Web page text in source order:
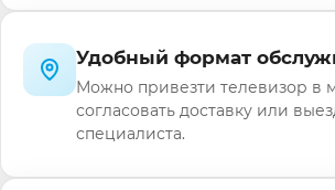
Удобный формат
Можно привезти телевизор в
согласовать доставку или
специалиста.